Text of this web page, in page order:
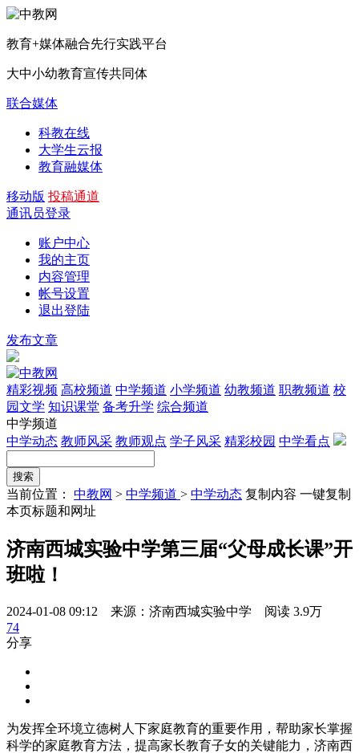
教育+媒体融合先行实践平台
大中小幼教育宣传共同体
联合媒体
科教在线
大学生云报
教育融媒体
移动版 投稿通道
通讯员登录
账户中心
我的主页
内容管理
帐号设置
退出登陆
发布文章
精彩视频 高校频道 中学频道 小学频道 幼教频道 职教频道 校
园文学 知识课堂 备考升学 综合频道
中学频道
中学动态 教师风采 教师观点 学子风采 精彩校园 中学看点
当前位置： 中教网 > 中学频道 > 中学动态 复制内容 一键复制
本页标题和网址
济南西城实验中学第三届“父母成长课”开
班啦！
2024-01-08 09:12 来源：济南西城实验中学 阅读 3.9万
74
分享
为发挥全环境立德树人下家庭教育的重要作用，帮助家长掌握
科学的家庭教育方法，提高家长教育子女的关键能力，济南西